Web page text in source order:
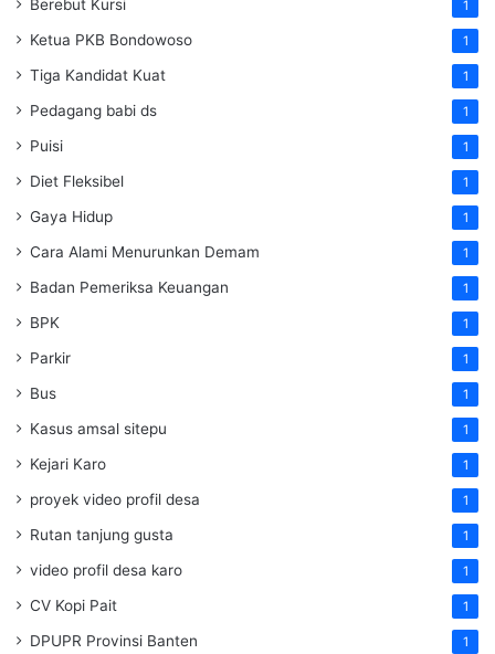
Berebut Kursi 1
Ketua PKB Bondowoso 1
Tiga Kandidat Kuat 1
Pedagang babi ds 1
Puisi 1
Diet Fleksibel 1
Gaya Hidup 1
Cara Alami Menurunkan Demam 1
Badan Pemeriksa Keuangan 1
BPK 1
Parkir 1
Bus 1
Kasus amsal sitepu 1
Kejari Karo 1
proyek video profil desa 1
Rutan tanjung gusta 1
video profil desa karo 1
CV Kopi Pait 1
DPUPR Provinsi Banten 1